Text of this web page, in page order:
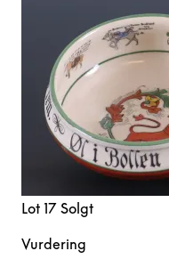
Lot 17 Solgt
Vurdering